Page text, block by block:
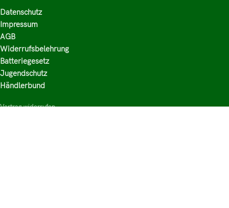
Datenschutz
Impressum
AGB
Widerrufsbelehrung
Batteriegesetz
Jugendschutz
Händlerbund
Vertrag widerrufen